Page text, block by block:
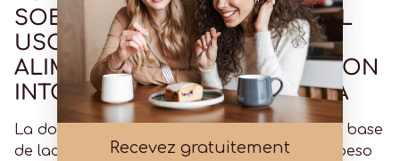
SOBRE LA DOSIFICACIÓN Y EL
USO DE COMPLEMENTOS
ALIMENTICIOS PARA NIÑOS CON
INTOLERANCIA A LA LACTOSA
La dosis de los complementos alimenticios a base
de lactasa varía en función de la edad y el peso
Recevez gratuitement